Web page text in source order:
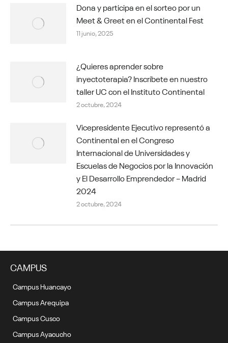
Dona y participa en el sorteo por un
Meet & Greet en el Continental Fest
11 junio, 2025
¿Quieres aprender sobre
inyectoterapia? Inscríbete en nuestro
taller UC con el Instituto Continental
2 octubre, 2024
Vicepresidente Ejecutivo representó a
Continental en el Congreso
Internacional de Universidades y
Escuelas de Negocios por la Innovación
y El Desarrollo Emprendedor – Madrid
2024
2 octubre, 2024
CAMPUS
Campus Huancayo
Campus Arequipa
Campus Cusco
Campus Ayacucho